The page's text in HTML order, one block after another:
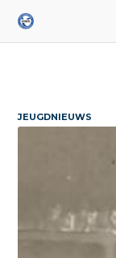
JEUGDNIEUWS